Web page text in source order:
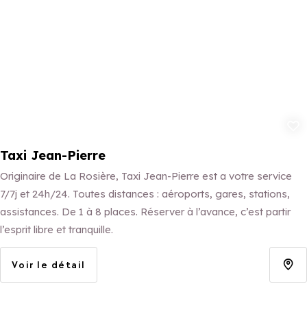
Taxi Jean-Pierre
Originaire de La Rosière, Taxi Jean-Pierre est a votre service
7/7j et 24h/24. Toutes distances : aéroports, gares, stations,
assistances. De 1 à 8 places. Réserver à l’avance, c’est partir
l’esprit libre et tranquille.
Voir le détail